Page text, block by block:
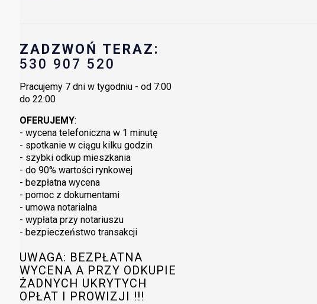
ZADZWOŃ TERAZ:
530 907 520
Pracujemy 7 dni w tygodniu - od 7:00
do 22:00
OFERUJEMY:
- wycena telefoniczna w 1 minutę
- spotkanie w ciągu kilku godzin
- szybki odkup mieszkania
- do 90% wartości rynkowej
- bezpłatna wycena
- pomoc z dokumentami
- umowa notarialna
- wypłata przy notariuszu
- bezpieczeństwo transakcji
UWAGA: BEZPŁATNA
WYCENA A PRZY ODKUPIE
ŻADNYCH UKRYTYCH
OPŁAT I PROWIZJI !!!